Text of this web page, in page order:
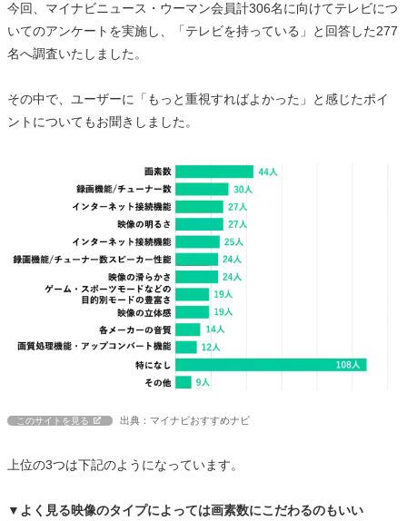
今回、マイナビニュース・ウーマン会員計306名に向けてテレビにつ
いてのアンケートを実施し、「テレビを持っている」と回答した277
名へ調査いたしました。
その中で、ユーザーに「もっと重視すればよかった」と感じたポイ
ントについてもお聞きしました。
このサイトを見る 出典：マイナビおすすめナビ
上位の3つは下記のようになっています。
▼よく見る映像のタイプによっては画素数にこだわるのもいい